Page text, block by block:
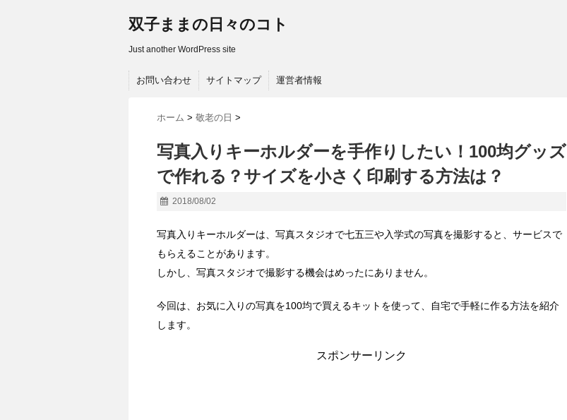
双子ままの日々のコト
Just another WordPress site
お問い合わせ サイトマップ 運営者情報
ホーム > 敬老の日 >
写真入りキーホルダーを手作りしたい！100均グッズ
で作れる？サイズを小さく印刷する方法は？
2018/08/02
写真入りキーホルダーは、写真スタジオで七五三や入学式の写真を撮影すると、サービスで
もらえることがあります。
しかし、写真スタジオで撮影する機会はめったにありません。
今回は、お気に入りの写真を100均で買えるキットを使って、自宅で手軽に作る方法を紹介
します。
スポンサーリンク